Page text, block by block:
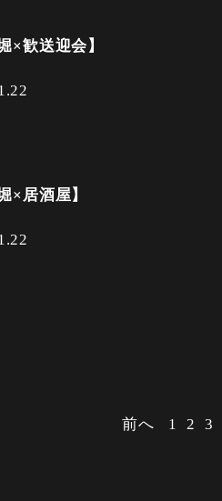
×歓送迎会】
×居酒屋】
前へ 1 2 3